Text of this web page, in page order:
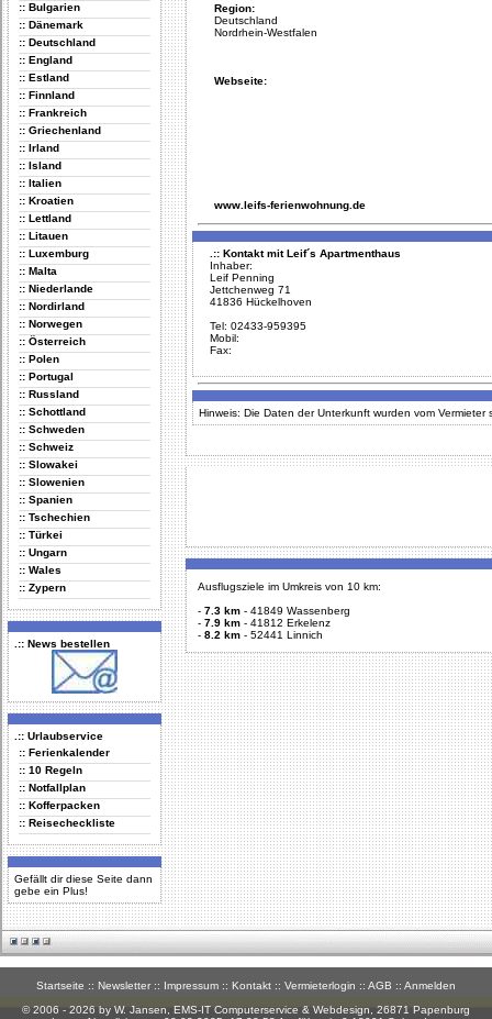
:: Bulgarien
:: Dänemark
:: Deutschland
:: England
:: Estland
:: Finnland
:: Frankreich
:: Griechenland
:: Irland
:: Island
:: Italien
:: Kroatien
:: Lettland
:: Litauen
:: Luxemburg
:: Malta
:: Niederlande
:: Nordirland
:: Norwegen
:: Österreich
:: Polen
:: Portugal
:: Russland
:: Schottland
:: Schweden
:: Schweiz
:: Slowakei
:: Slowenien
:: Spanien
:: Tschechien
:: Türkei
:: Ungarn
:: Wales
:: Zypern
.:: News bestellen
.:: Urlaubservice
:: Ferienkalender
:: 10 Regeln
:: Notfallplan
:: Kofferpacken
:: Reisecheckliste
Gefällt dir diese Seite dann
gebe ein Plus!
Region:
Deutschland
Nordrhein-Westfalen
Webseite:
www.leifs-ferienwohnung.de
.:: Kontakt mit Leif´s Apartmenthaus
Inhaber:
Leif Penning
Jettchenweg 71
41836 Hückelhoven
Tel: 02433-959395
Mobil:
Fax:
Hinweis: Die Daten der Unterkunft wurden vom
Ausflugsziele im Umkreis von 10 km:
- 7.3 km - 41849 Wassenberg
- 7.9 km - 41812 Erkelenz
- 8.2 km - 52441 Linnich
Startseite :: Newsletter :: Impressum :: Kontakt :: Vermieterlogin :: AGB :: Anmelden
© 2006 - 2026 by W. Jansen, EMS-IT Computerservice & Webdesign , 26871 Papenburg